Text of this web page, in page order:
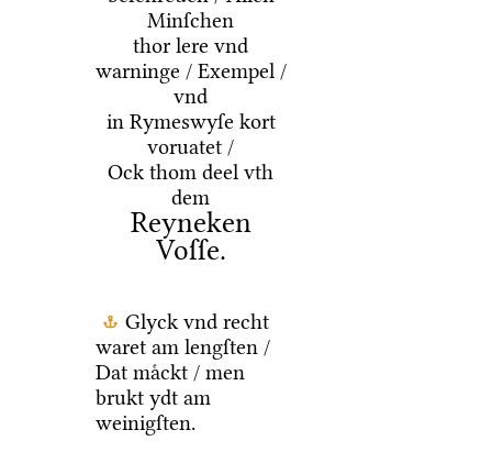
Minſchen
thor lere vnd
warninge / Exempel /
vnd
in Rymeswyſe kort
voruatet /
Ock thom deel vth
dem
Reyneken
Voſſe.
Glyck vnd recht
waret am lengſten /
Dat maͤckt / men
brukt ydt am
weinigſten.